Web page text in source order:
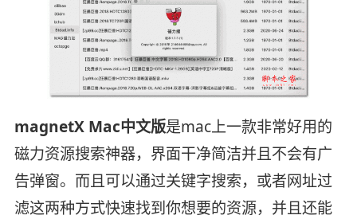
magnetX Mac中文版是mac上一款非常好用的
磁力资源搜索神器，界面干净简洁并且不会有广
告弹窗。而且可以通过关键字搜索，或者网址过
滤这两种方式快速找到你想要的资源，并且还能